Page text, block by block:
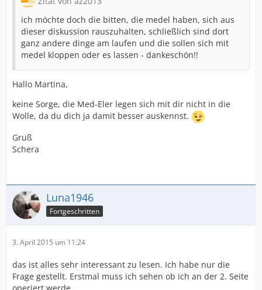
ich möchte doch die bitten, die medel haben, sich aus
dieser diskussion rauszuhalten, schließlich sind dort
ganz andere dinge am laufen und die sollen sich mit
medel kloppen oder es lassen - dankeschön!!
Hallo Martina,
keine Sorge, die Med-Eler legen sich mit dir nicht in die
Wolle, da du dich ja damit besser auskennst.
Gruß
Schera
Luna1946
Fortgeschritten
3. April 2015 um 11:24
das ist alles sehr interessant zu lesen. Ich habe nur die
Frage gestellt. Erstmal muss ich sehen ob ich an der 2. Seite